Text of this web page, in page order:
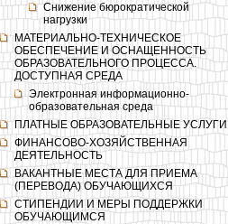
Снижение бюрократической
нагрузки
МАТЕРИАЛЬНО-ТЕХНИЧЕСКОЕ
ОБЕСПЕЧЕНИЕ И ОСНАЩЕННОСТЬ
ОБРАЗОВАТЕЛЬНОГО ПРОЦЕССА.
ДОСТУПНАЯ СРЕДА
Электронная информационно-
образовательная среда
ПЛАТНЫЕ ОБРАЗОВАТЕЛЬНЫЕ УСЛУГИ
ФИНАНСОВО-ХОЗЯЙСТВЕННАЯ
ДЕЯТЕЛЬНОСТЬ
ВАКАНТНЫЕ МЕСТА ДЛЯ ПРИЕМА
(ПЕРЕВОДА) ОБУЧАЮЩИХСЯ
СТИПЕНДИИ И МЕРЫ ПОДДЕРЖКИ
ОБУЧАЮЩИМСЯ